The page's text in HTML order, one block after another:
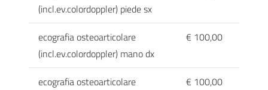
(incl.ev.colordoppler) piede sx
ecografia osteoarticolare
(incl.ev.colordoppler) mano dx
€ 100,00
ecografia osteoarticolare
€ 100,00